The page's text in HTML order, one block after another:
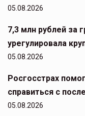
05.08.2026
7,3 млн рублей за
урегулировала
05.08.2026
Росгосстрах
справиться с
05.08.2026